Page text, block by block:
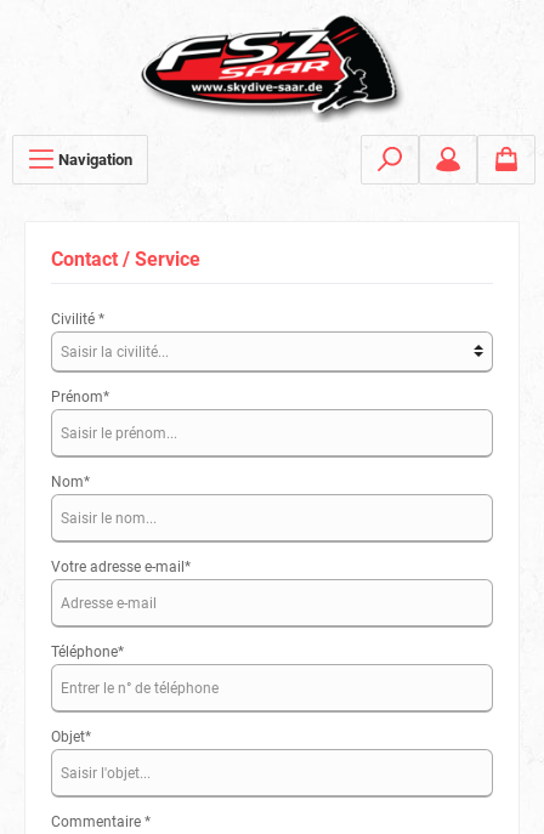
Navigation
Contact / Service
Civilité *
Prénom*
Nom*
Votre adresse e-mail*
Téléphone*
Objet*
Commentaire *